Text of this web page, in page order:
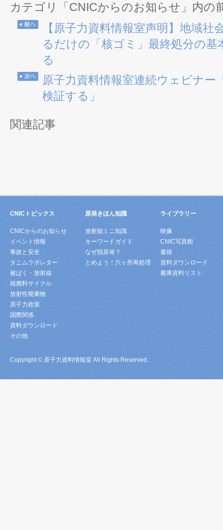
カテゴリ「CNICからのお知らせ」内の
【原子力資料情報室声明】地域社
るだけの「核ゴミ」最終処分の基
る
原子力資料情報室連続ウェビナー
検証する」
関連記事
CNICトピックス
CNICからのお知らせ
イベント情報
事故と安全
タニムラボレター
被ばく・放射線
核燃料サイクル
放射性廃棄物
原子力政策
国際関係
資料ダウンロード
その他
原発きほん知識
放射能ミニ知識
キーワードガイド
なぜ脱原発？
とめよう！六ヶ所再処理
ライブラリー
映像
CNIC写真館
書籍
資料ダウンロード
書庫資料リスト
Copyright © 原子力資料情報室 All Rights Reserved.